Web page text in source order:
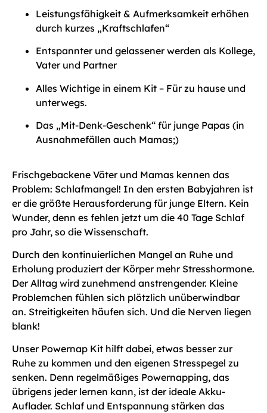
Leistungsfähigkeit & Aufmerksamkeit erhöhen
durch kurzes „Kraftschlafen“
Entspannter und gelassener werden als Kollege,
Vater und Partner
Alles Wichtige in einem Kit – Für zu hause und
unterwegs.
Das „Mit-Denk-Geschenk“ für junge Papas (in
Ausnahmefällen auch Mamas;)
Frischgebackene Väter und Mamas kennen das
Problem: Schlafmangel! In den ersten Babyjahren ist
er die größte Herausforderung für junge Eltern. Kein
Wunder, denn es fehlen jetzt um die 40 Tage Schlaf
pro Jahr, so die Wissenschaft.
Durch den kontinuierlichen Mangel an Ruhe und
Erholung produziert der Körper mehr Stresshormone.
Der Alltag wird zunehmend anstrengender. Kleine
Problemchen fühlen sich plötzlich unüberwindbar
an. Streitigkeiten häufen sich. Und die Nerven liegen
blank!
Unser Powernap Kit hilft dabei, etwas besser zur
Ruhe zu kommen und den eigenen Stresspegel zu
senken. Denn regelmäßiges Powernapping, das
übrigens jeder lernen kann, ist der ideale Akku-
Auflader. Schlaf und Entspannung stärken das